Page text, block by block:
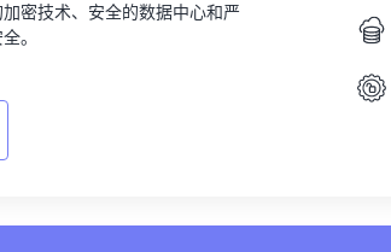
密技术、安全的数据中心和严
。